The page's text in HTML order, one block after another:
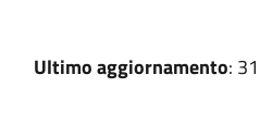
Ultimo aggiornamento: